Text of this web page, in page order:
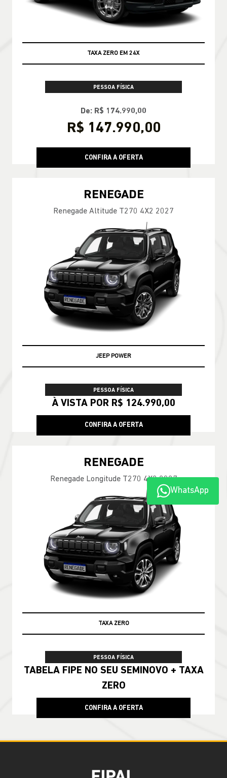
TAXA ZERO EM 24X
PESSOA FÍSICA
De: R$ 174.990,00
R$ 147.990,00
CONFIRA A OFERTA
RENEGADE
Renegade Altitude T270 4X2 2027
JEEP POWER
PESSOA FÍSICA
À VISTA POR R$ 124.990,00
CONFIRA A OFERTA
RENEGADE
Renegade Longitude T270 4X2 2027
TAXA ZERO
PESSOA FÍSICA
TABELA FIPE NO SEU SEMINOVO + TAXA
ZERO
CONFIRA A OFERTA
WhatsApp